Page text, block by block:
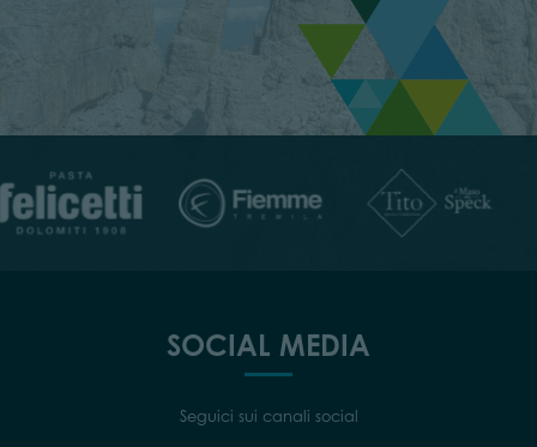
SOCIAL MEDIA
Seguici sui canali social